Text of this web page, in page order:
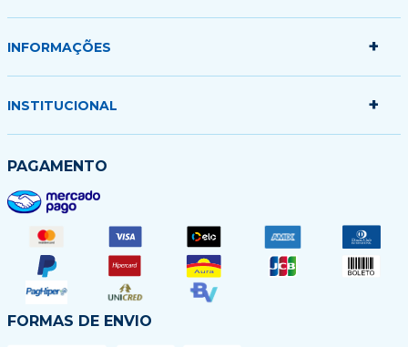
Minha conta
INFORMAÇÕES +
Politica de Entrega
INSTITUCIONAL +
Quem somos
Blog
PAGAMENTO
FORMAS DE ENVIO